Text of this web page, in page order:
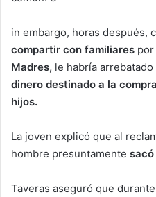
in embargo, horas después,
compartir con familiares
Madres, le habría arrebatado
dinero destinado a la
hijos.
La joven explicó que al
hombre presuntamente
Taveras aseguró que